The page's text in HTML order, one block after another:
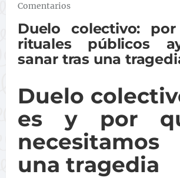
Comentarios
Duelo colectivo:
rituales públicos
sanar tras una
Duelo
es y por
una tragedia